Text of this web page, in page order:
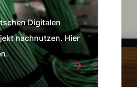
Digitalen
nachnutzen. Hier